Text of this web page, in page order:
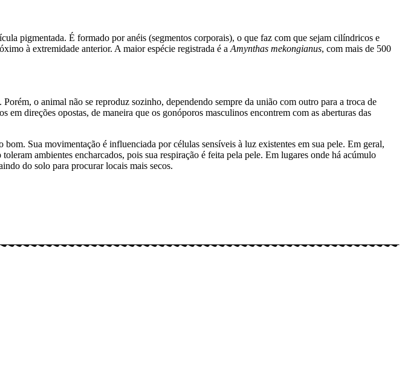
pigmentada. É formado por anéis (segmentos corporais), o que faz com que sejam cilíndricos e
à extremidade anterior. A maior espécie registrada é a Amynthas mekongianus, com mais de 500
o animal não se reproduz sozinho, dependendo sempre da união com outro para a troca de
direções opostas, de maneira que os gonóporos masculinos encontrem com as aberturas das
Sua movimentação é influenciada por células sensíveis à luz existentes em sua pele. Em geral,
ambientes encharcados, pois sua respiração é feita pela pele. Em lugares onde há acúmulo
do solo para procurar locais mais secos.